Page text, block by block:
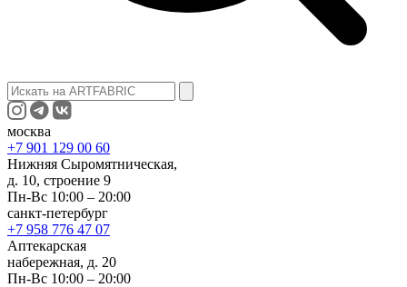
москва
+7 901 129 00 60
Нижняя Сыромятническая,
д. 10, строение 9
Пн-Вс 10:00 – 20:00
санкт-петербург
+7 958 776 47 07
Аптекарская
набережная, д. 20
Пн-Вс 10:00 – 20:00